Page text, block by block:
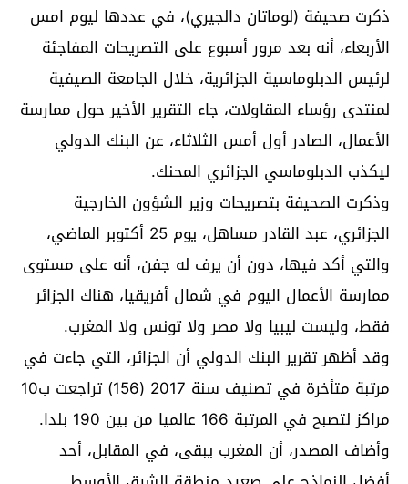
ذكرت صحيفة (لوماتان دالجيري)، في عددها ليوم امس
الأربعاء، أنه بعد مرور أسبوع على التصريحات المفاجئة
لرئيس الدبلوماسية الجزائرية، خلال الجامعة الصيفية
لمنتدى رؤساء المقاولات، جاء التقرير الأخير حول ممارسة
الأعمال، الصادر أول أمس الثلاثاء، عن البنك الدولي
ليكذب الدبلوماسي الجزائري المحنك.
وذكرت الصحيفة بتصريحات وزير الشؤون الخارجية
الجزائري، عبد القادر مساهل، يوم 25 أكتوبر الماضي،
والتي أكد فيها، دون أن يرف له جفن، أنه على مستوى
ممارسة الأعمال اليوم في شمال أفريقيا، هناك الجزائر
فقط، وليست ليبيا ولا مصر ولا تونس ولا المغرب.
وقد أظهر تقرير البنك الدولي أن الجزائر، التي جاءت في
مرتبة متأخرة في تصنيف سنة 2017 (156) تراجعت ب10
مراكز لتصبح في المرتبة 166 عالميا من بين 190 بلدا.
وأضاف المصدر، أن المغرب يبقى، في المقابل، أحد